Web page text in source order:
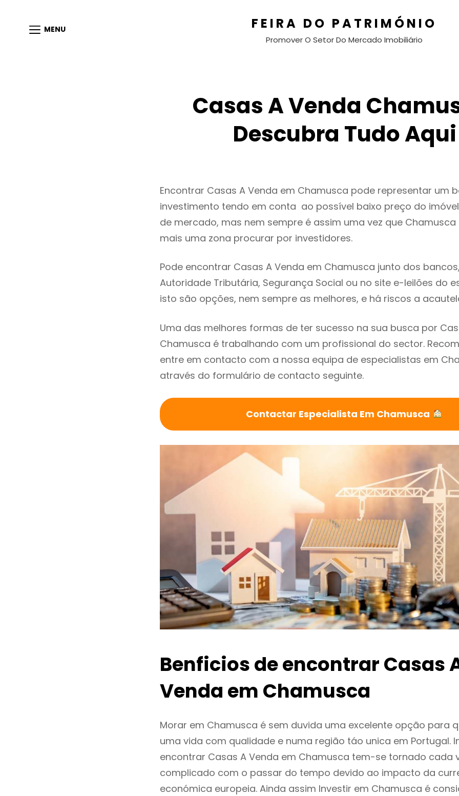
MENU FEIRA DO PATRIMÓNIO
Promover O Setor Do Mercado Imobiliário
Casas A Venda
Descubra Tudo Aqui
Encontrar Casas A Venda em Chamusca pode representar um
investimento tendo em conta ao possível baixo preço do
de mercado, mas nem sempre é assim uma vez que Chamusca
mais uma zona procurar por investidores.
Pode encontrar Casas A Venda em Chamusca junto dos
Autoridade Tributária, Segurança Social ou no site e-leilões do
isto são opções, nem sempre as melhores, e há riscos a
Uma das melhores formas de ter sucesso na sua busca por
Chamusca é trabalhando com um profissional do sector.
entre em contacto com a nossa equipa de especialistas em
através do formulário de contacto seguinte.
Contactar Especialista Em Chamusca
Benficios de encontrar Casas
Venda em Chamusca
Morar em Chamusca é sem duvida uma excelente opção para
uma vida com qualidade e numa região táo unica em Portugal.
encontrar Casas A Venda em Chamusca tem-se tornado cada
complicado com o passar do tempo devido ao impacto da
económica europeia. Ainda assim Investir em Chamusca é